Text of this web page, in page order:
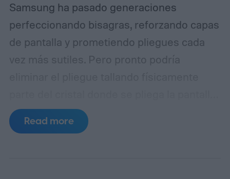
Samsung ha pasado generaciones
perfeccionando bisagras, reforzando capas
de pantalla y prometiendo pliegues cada
vez más sutiles. Pero pronto podría
Samsung Display está desarrollando una
capa de cubierta OLED plegable conocida
Read more